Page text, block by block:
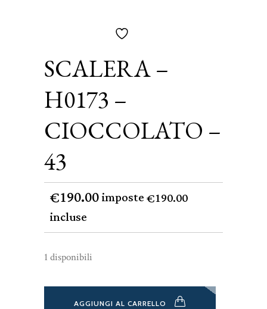
SCALERA –
H0173 –
CIOCCOLATO –
43
€190.00imposte€190.00
incluse
1 disponibili
AGGIUNGI AL CARRELLO